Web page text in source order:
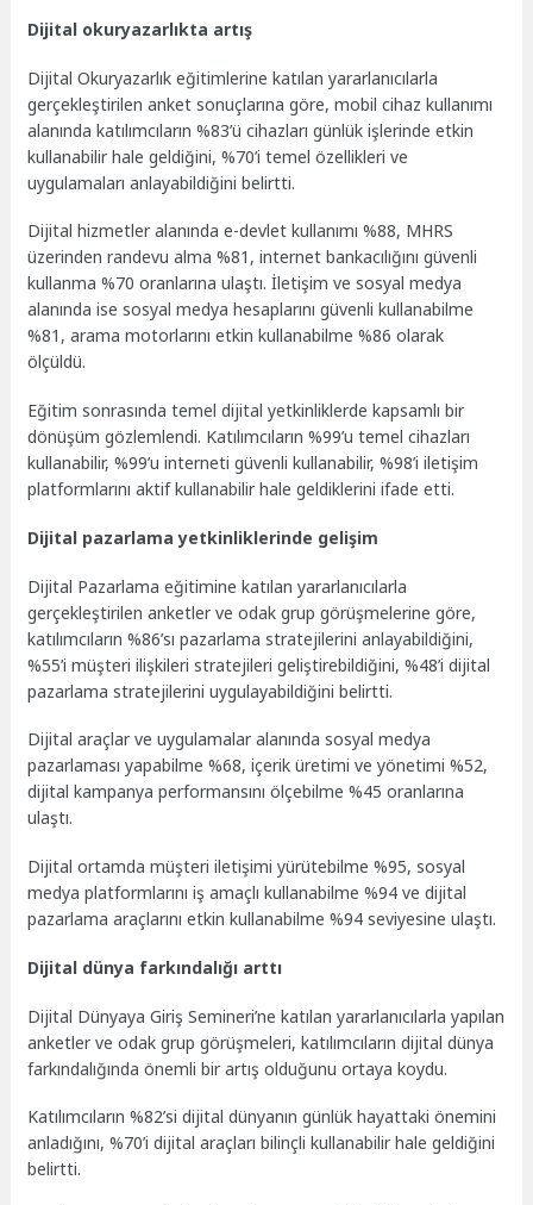
Dijital okuryazarlıkta artış
Dijital Okuryazarlık eğitimlerine katılan yararlanıcılarla
gerçekleştirilen anket sonuçlarına göre, mobil cihaz kullanımı
alanında katılımcıların %83’ü cihazları günlük işlerinde etkin
kullanabilir hale geldiğini, %70’i temel özellikleri ve
uygulamaları anlayabildiğini belirtti.
Dijital hizmetler alanında e-devlet kullanımı %88, MHRS
üzerinden randevu alma %81, internet bankacılığını güvenli
kullanma %70 oranlarına ulaştı. İletişim ve sosyal medya
alanında ise sosyal medya hesaplarını güvenli kullanabilme
%81, arama motorlarını etkin kullanabilme %86 olarak
ölçüldü.
Eğitim sonrasında temel dijital yetkinliklerde kapsamlı bir
dönüşüm gözlemlendi. Katılımcıların %99’u temel cihazları
kullanabilir, %99’u interneti güvenli kullanabilir, %98’i iletişim
platformlarını aktif kullanabilir hale geldiklerini ifade etti.
Dijital pazarlama yetkinliklerinde gelişim
Dijital Pazarlama eğitimine katılan yararlanıcılarla
gerçekleştirilen anketler ve odak grup görüşmelerine göre,
katılımcıların %86’sı pazarlama stratejilerini anlayabildiğini,
%55’i müşteri ilişkileri stratejileri geliştirebildiğini, %48’i dijital
pazarlama stratejilerini uygulayabildiğini belirtti.
Dijital araçlar ve uygulamalar alanında sosyal medya
pazarlaması yapabilme %68, içerik üretimi ve yönetimi %52,
dijital kampanya performansını ölçebilme %45 oranlarına
ulaştı.
Dijital ortamda müşteri iletişimi yürütebilme %95, sosyal
medya platformlarını iş amaçlı kullanabilme %94 ve dijital
pazarlama araçlarını etkin kullanabilme %94 seviyesine ulaştı.
Dijital dünya farkındalığı arttı
Dijital Dünyaya Giriş Semineri’ne katılan yararlanıcılarla yapılan
anketler ve odak grup görüşmeleri, katılımcıların dijital dünya
farkındalığında önemli bir artış olduğunu ortaya koydu.
Katılımcıların %82’si dijital dünyanın günlük hayattaki önemini
anladığını, %70’i dijital araçları bilinçli kullanabilir hale geldiğini
belirtti.